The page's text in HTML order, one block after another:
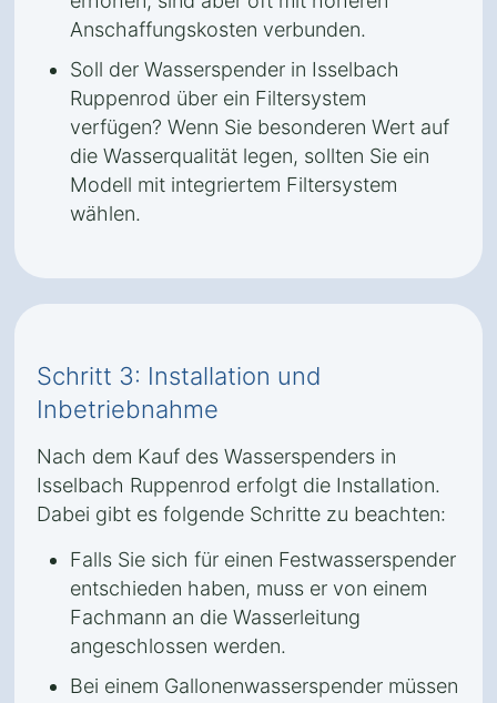
Anschaffungskosten verbunden.
Soll der Wasserspender in Isselbach
Ruppenrod über ein Filtersystem
verfügen? Wenn Sie besonderen Wert auf
die Wasserqualität legen, sollten Sie ein
Modell mit integriertem Filtersystem
wählen.
Schritt 3: Installation und
Inbetriebnahme
Nach dem Kauf des Wasserspenders in
Isselbach Ruppenrod erfolgt die Installation.
Dabei gibt es folgende Schritte zu beachten:
Falls Sie sich für einen Festwasserspender
entschieden haben, muss er von einem
Fachmann an die Wasserleitung
angeschlossen werden.
Bei einem Gallonenwasserspender müssen